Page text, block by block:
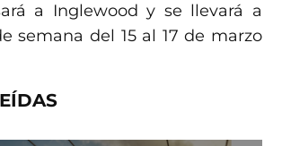
a Inglewood y se llevará a
semana del 15 al 17 de marzo